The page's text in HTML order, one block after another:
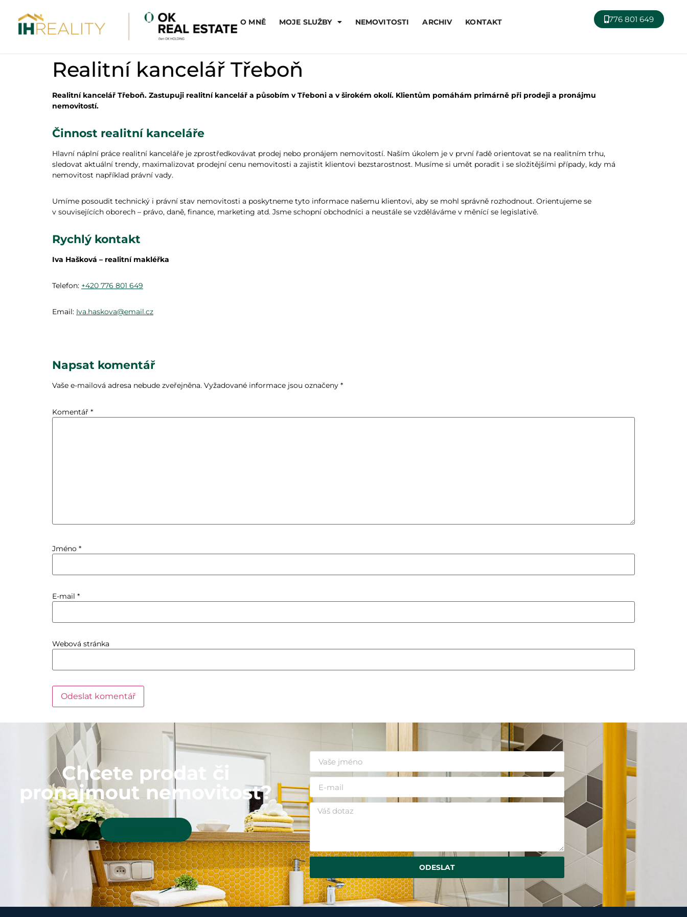
O MNĚ MOJE SLUŽBY NEMOVITOSTI ARCHIV KONTAKT 776 801 649
Realitní kancelář Třeboň
Realitní kancelář Třeboň. Zastupuji realitní kancelář a působím v Třeboni a v širokém okolí. Klientům pomáhám primárně při prodeji a pronájmu
nemovitostí.
Činnost realitní kanceláře
Hlavní náplní práce realitní kanceláře je zprostředkovávat prodej nebo pronájem nemovitostí. Naším úkolem je v první řadě orientovat se na realitním trhu,
sledovat aktuální trendy, maximalizovat prodejní cenu nemovitosti a zajistit klientovi bezstarostnost. Musíme si umět poradit i se složitějšími případy, kdy má
nemovitost například právní vady.
Umíme posoudit technický i právní stav nemovitosti a poskytneme tyto informace našemu klientovi, aby se mohl správně rozhodnout. Orientujeme se
v souvisejících oborech – právo, daně, finance, marketing atd. Jsme schopní obchodníci a neustále se vzděláváme v měnící se legislativě.
Rychlý kontakt
Iva Hašková – realitní makléřka
Telefon: +420 776 801 649
Email: Iva.haskova@email.cz
Napsat komentář
Vaše e-mailová adresa nebude zveřejněna. Vyžadované informace jsou označeny *
Komentář *
Jméno *
E-mail *
Webová stránka
Chcete prodat či
pronajmout nemovitost?
ODESLAT